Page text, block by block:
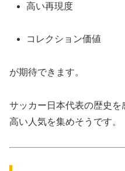
高い再現度
コレクション価値
が期待できます。
サッカー日本代表の歴史
高い人気を集めそうです。